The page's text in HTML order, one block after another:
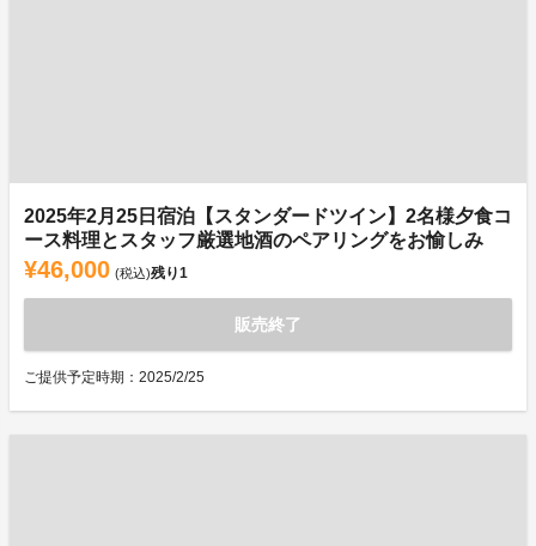
2025年2月25日宿泊【スタンダードツイン】2名様夕食コ
ース料理とスタッフ厳選地酒のペアリングをお愉しみ
¥46,000 (税込)残り1
販売終了
ご提供予定時期：2025/2/25